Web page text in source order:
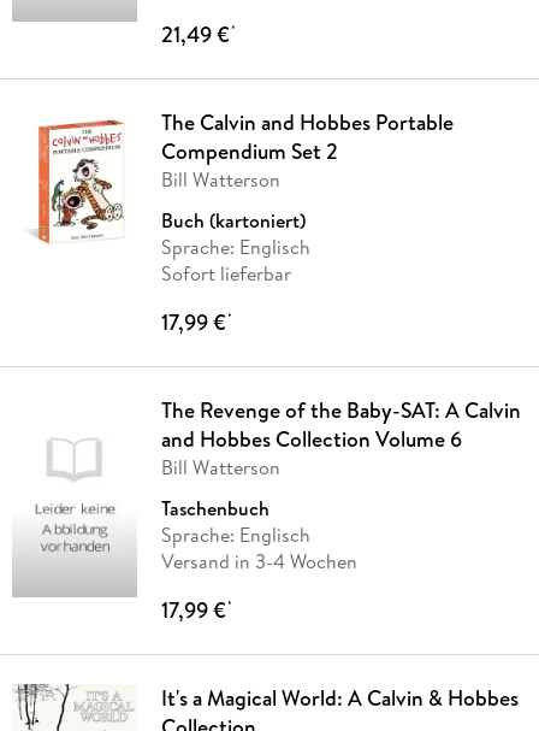
21,49 €*
The Calvin and Hobbes Portable
Compendium Set 2
Bill Watterson
Buch (kartoniert)
Sprache: Englisch
Sofort lieferbar
17,99 €*
The Revenge of the Baby-SAT: A Calvin
and Hobbes Collection Volume 6
Bill Watterson
Taschenbuch
Sprache: Englisch
Versand in 3-4 Wochen
17,99 €*
It's a Magical World: A Calvin & Hobbes